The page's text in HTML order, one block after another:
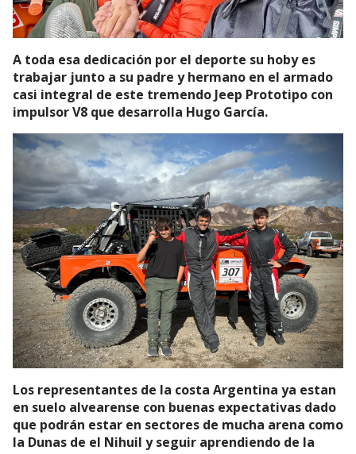
A toda esa dedicación por el deporte su hoby es
trabajar junto a su padre y hermano en el armado
casi integral de este tremendo Jeep Prototipo con
impulsor V8 que desarrolla Hugo García.
Los representantes de la costa Argentina ya estan
en suelo alvearense con buenas expectativas dado
que podrán estar en sectores de mucha arena como
la Dunas de el Nihuil y seguir aprendiendo de la